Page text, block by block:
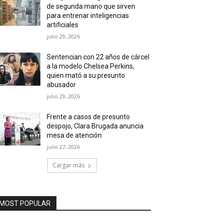
de segunda mano que sirven
para entrenar inteligencias
artificiales
julio 29, 2026
Sentencian con 22 años de cárcel
a la modelo Chelsea Perkins,
quien mató a su presunto
abusador
julio 29, 2026
Frente a casos de presunto
despojo, Clara Brugada anuncia
mesa de atención
julio 27, 2026
Cargar más
POPULAR